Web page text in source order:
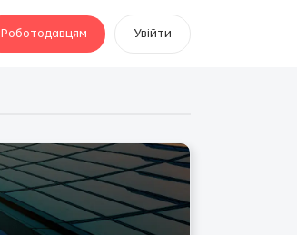
Роботодавцям Увійти